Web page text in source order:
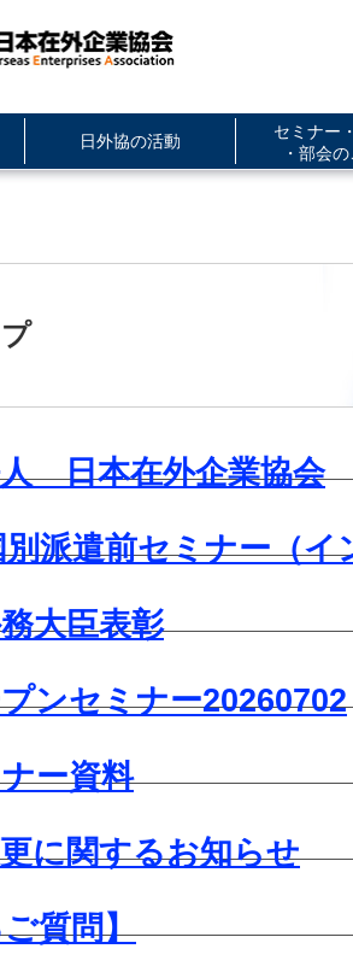
日外協の活動
セミナー
・部会
日本在外企業協会
派遣前セミナー（イ
大臣表彰
ンセミナー20260702
ー資料
に関するお知らせ
質問】